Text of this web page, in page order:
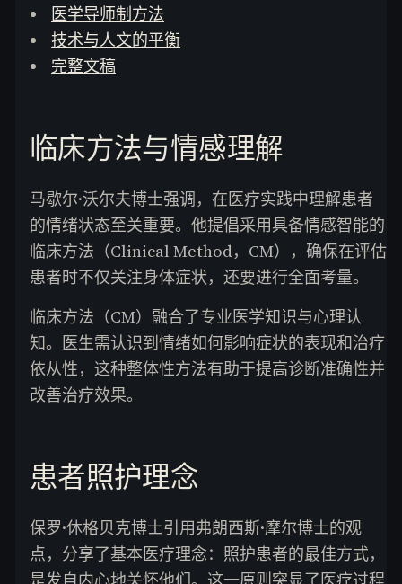
医学导师制方法
技术与人文的平衡
完整文稿
临床方法与情感理解
马歇尔·沃尔夫博士强调，在医疗实践中理解患者
的情绪状态至关重要。他提倡采用具备情感智能的
临床方法（Clinical Method，CM），确保在评估
患者时不仅关注身体症状，还要进行全面考量。
临床方法（CM）融合了专业医学知识与心理认
知。医生需认识到情绪如何影响症状的表现和治疗
依从性，这种整体性方法有助于提高诊断准确性并
改善治疗效果。
患者照护理念
保罗·休格贝克博士引用弗朗西斯·摩尔博士的观
点，分享了基本医疗理念：照护患者的最佳方式，